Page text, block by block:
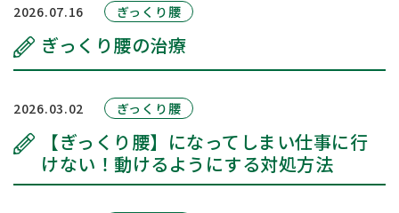
はじめての方へ
ブログ
交通アクセス
お問い合わせ
2026.07.16 ぎっくり腰
ぎっくり腰の治療
2026.03.02 ぎっくり腰
【ぎっくり腰】になってしまい仕事に行
けない！動けるようにする対処方法